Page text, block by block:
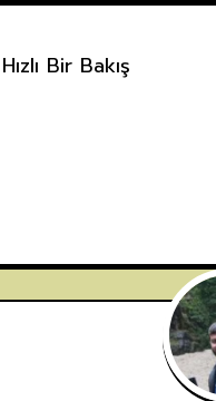
Bir Bakış